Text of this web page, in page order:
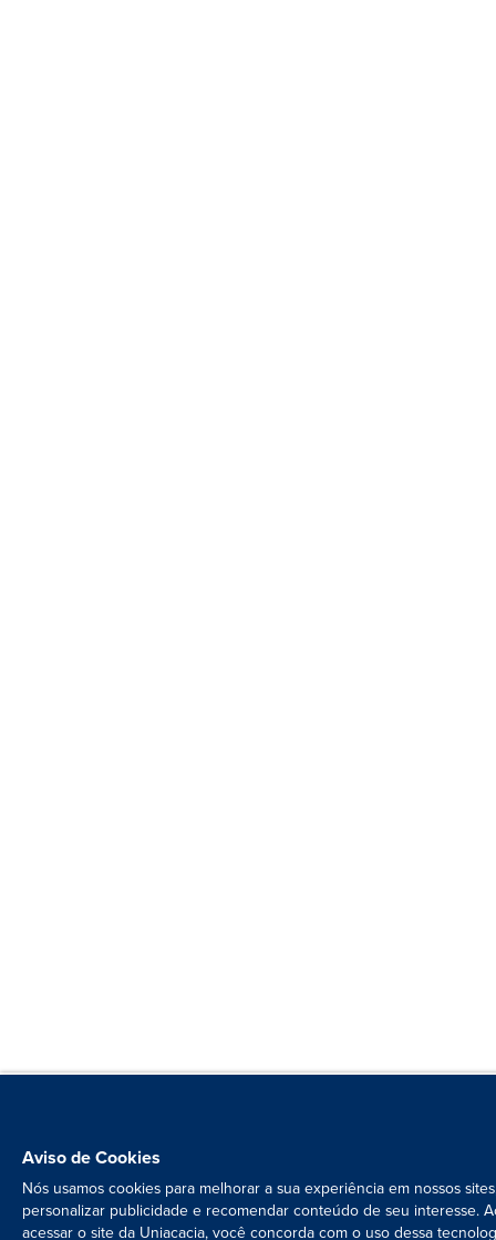
Aviso de Cookies
Nós usamos cookies para melhorar a sua experiência em nossos
personalizar publicidade e recomendar conteúdo de seu interesse.
acessar o site da Uniacacia, você concorda com o uso dessa